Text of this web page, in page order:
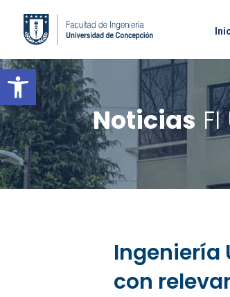
Open toolbar
Noticias
Ingeniería
con